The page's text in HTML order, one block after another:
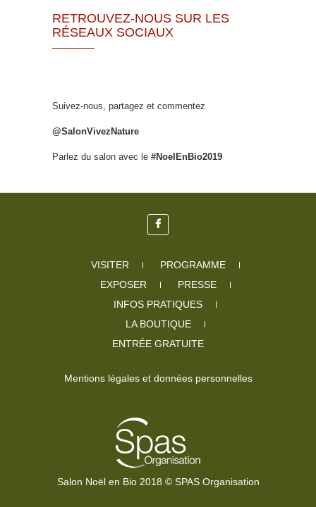
RETROUVEZ-NOUS SUR LES
RÉSEAUX SOCIAUX
Suivez-nous, partagez et commentez
@SalonVivezNature
Parlez du salon avec le #NoelEnBio2019
VISITER
PROGRAMME
EXPOSER
PRESSE
INFOS PRATIQUES
LA BOUTIQUE
ENTRÉE GRATUITE
Mentions légales et données personnelles
Salon Noël en Bio 2018 © SPAS Organisation